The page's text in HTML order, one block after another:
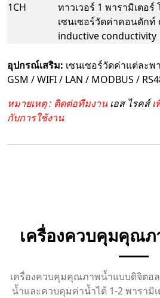
1CH
ทาวเวอร์ 1 พารามิเตอร์
เซนเซอร์วัดค่าคอนดักท์
inductive conductivity
อุปกรณ์เสริม: เซนเซอร์วัดค่าแต่ละ
GSM / WIFI / LAN / MODBUS /
หมายเหตุ : ติดต่อทีมงาน เอส ไรคส์เ
กับการใช้งาน
เครื่องควบคุมคุณภ
เครื่องควบคุมคุณภาพน้ำแบบดิจิตอ
น้ำและควบคุมค่าน้ำได้ 1-2 พารามิ